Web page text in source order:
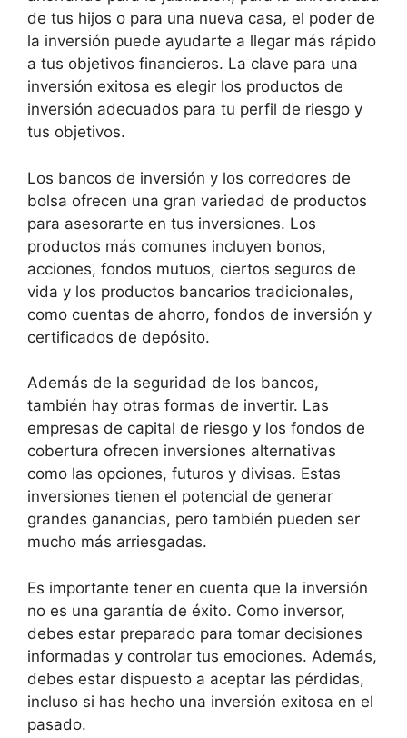
de tus hijos o para una nueva casa, el poder de
la inversión puede ayudarte a llegar más rápido
a tus objetivos financieros. La clave para una
inversión exitosa es elegir los productos de
inversión adecuados para tu perfil de riesgo y
tus objetivos.
Los bancos de inversión y los corredores de
bolsa ofrecen una gran variedad de productos
para asesorarte en tus inversiones. Los
productos más comunes incluyen bonos,
acciones, fondos mutuos, ciertos seguros de
vida y los productos bancarios tradicionales,
como cuentas de ahorro, fondos de inversión y
certificados de depósito.
Además de la seguridad de los bancos,
también hay otras formas de invertir. Las
empresas de capital de riesgo y los fondos de
cobertura ofrecen inversiones alternativas
como las opciones, futuros y divisas. Estas
inversiones tienen el potencial de generar
grandes ganancias, pero también pueden ser
mucho más arriesgadas.
Es importante tener en cuenta que la inversión
no es una garantía de éxito. Como inversor,
debes estar preparado para tomar decisiones
informadas y controlar tus emociones. Además,
debes estar dispuesto a aceptar las pérdidas,
incluso si has hecho una inversión exitosa en el
pasado.